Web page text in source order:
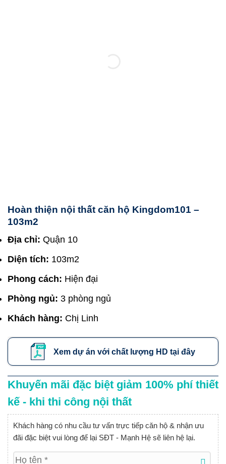
Hoàn thiện nội thất căn hộ Kingdom101 –
103m2
Địa chỉ: Quận 10
Diện tích: 103m2
Phong cách: Hiện đại
Phòng ngủ: 3 phòng ngủ
Khách hàng: Chị Linh
Xem dự án với chất lượng HD tại đây
Khuyến mãi đặc biệt giảm 100% phí thiết
kế - khi thi công nội thất
Khách hàng có nhu cầu tư vấn trực tiếp căn hộ & nhận ưu
đãi đặc biệt vui lòng để lại SĐT - Mạnh Hệ sẽ liên hệ lại.